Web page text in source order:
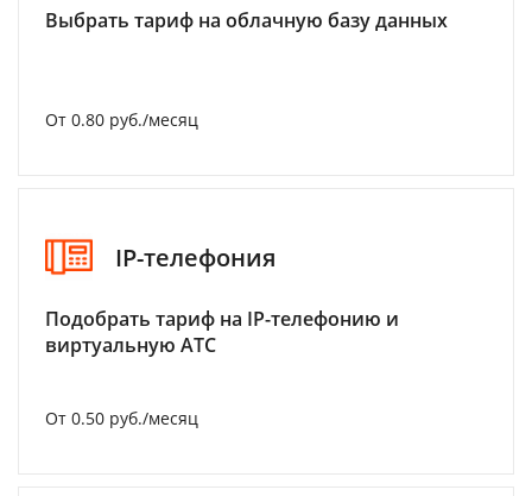
Выбрать тариф на облачную базу данных
От 0.80 руб./месяц
IP-телефония
Подобрать тариф на IP-телефонию и
виртуальную АТС
От 0.50 руб./месяц